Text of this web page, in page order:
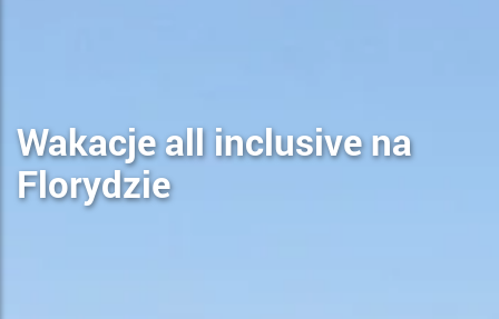
Wakacje all inclusive na
Florydzie